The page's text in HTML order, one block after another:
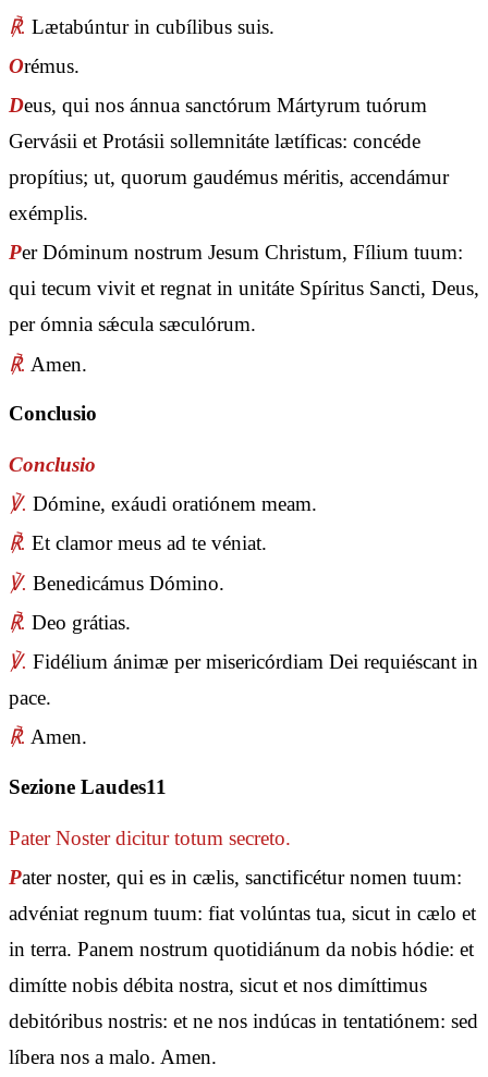
℟. Lætabúntur in cubílibus suis.
Orémus.
Deus, qui nos ánnua sanctórum Mártyrum tuórum
Gervásii et Protásii sollemnitáte lætíficas: concéde
propítius; ut, quorum gaudémus méritis, accendámur
exémplis.
Per Dóminum nostrum Jesum Christum, Fílium tuum:
qui tecum vivit et regnat in unitáte Spíritus Sancti, Deus,
per ómnia sǽcula sæculórum.
℟. Amen.
Conclusio
Conclusio
℣. Dómine, exáudi oratiónem meam.
℟. Et clamor meus ad te véniat.
℣. Benedicámus Dómino.
℟. Deo grátias.
℣. Fidélium ánimæ per misericórdiam Dei requiéscant in
pace.
℟. Amen.
Sezione Laudes11
Pater Nosterdicitur totum secreto.
Pater noster, qui es in cælis, sanctificétur nomen tuum:
advéniat regnum tuum: fiat volúntas tua, sicut in cælo et
in terra. Panem nostrum quotidiánum da nobis hódie: et
dimítte nobis débita nostra, sicut et nos dimíttimus
debitóribus nostris: et ne nos indúcas in tentatiónem: sed
líbera nos a malo. Amen.